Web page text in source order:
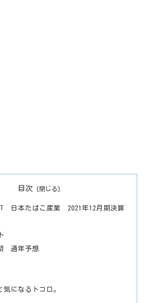
目次
日本たばこ産業 2021年12月期決算
通年予想
になるトコロ。